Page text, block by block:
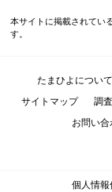
本サイトに掲載されてい
す。
たまひよについて
サイトマップ
調
お問い
個人情